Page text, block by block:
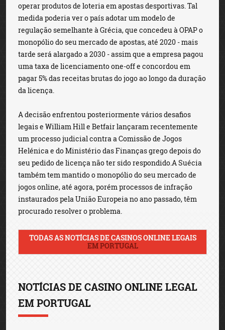
operar produtos de loteria em apostas desportivas. Tal
medida poderia ver o país adotar um modelo de
regulação semelhante à Grécia, que concedeu à OPAP o
monopólio do seu mercado de apostas, até 2020 - mais
tarde será alargado a 2030 - assim que a empresa pagou
uma taxa de licenciamento one-off e concordou em
pagar 5% das receitas brutas do jogo ao longo da duração
da licença.
A decisão enfrentou posteriormente vários desafios
legais e William Hill e Betfair lançaram recentemente
um processo judicial contra a Comissão de Jogos
Helénica e do Ministério das Finanças grego depois do
seu pedido de licença não ter sido respondido.A Suécia
também tem mantido o monopólio do seu mercado de
jogos online, até agora, porém processos de infração
instaurados pela União Europeia no ano passado, têm
procurado resolver o problema.
TODAS AS NOTÍCIAS DE CASINOS ONLINE LEGAIS
EM PORTUGAL
NOTÍCIAS DE CASINO ONLINE LEGAL
EM PORTUGAL